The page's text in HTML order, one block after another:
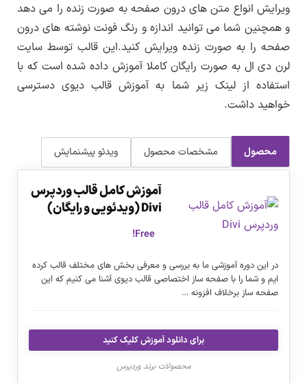
ویرایش انواع متن های درون صفحه به صورت زنده را می دهد
و همچنین شما می توانید اندازه و رنگ فونت نوشته های درون
صفحه را به صورت زنده ویرایش کنید.این قالب توسط سایت
لرن دی ال به صورت رایگان کاملا آموزش داده شده است که با
استفاده از لینک زیر شما به آموزش قالب دیوی دسترسی
خواهید داشت.
محصول مشخصات محصول ویدئو پیشنمایش
آموزش کامل قالب وردپرس
Divi (ویدئویی و رایگان)
Free!
در این دوره آموزشی ما به بررسی و معرفی بخش های مختلف قالب کرده
ایم و شما را با صفحه ساز اختصاصی قالب دیوی آشنا می کنیم که این
صفحه ساز برخلاف افزونه …
برای دانلود آموزش کلیک کنید
محصولات برند وردپرس